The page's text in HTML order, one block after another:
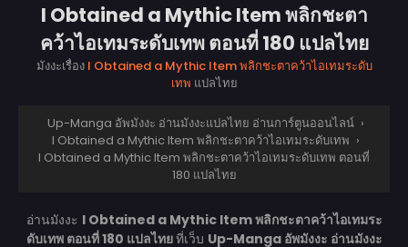
I Obtained a Mythic Item พลิกชะตา
คว้าไอเทมระดับเทพ ตอนที่ 180 แปลไทย
มังงะเรื่อง I Obtained a Mythic Item พลิกชะตาคว้าไอเทมระดับ
เทพ แปลไทย
Up-Manga อัพมังงะ อ่านมังงะแปลไทย อ่านการ์ตูนออนไลน์ ›
I Obtained a Mythic Item พลิกชะตาคว้าไอเทมระดับเทพ ›
I Obtained a Mythic Item พลิกชะตาคว้าไอเทมระดับเทพ ตอนที่
180 แปลไทย
อ่านมังงะ I Obtained a Mythic Item พลิกชะตาคว้าไอเทมระ
ดับเทพ ตอนที่ 180 แปลไทยที่เว็บ Up-Manga อัพมังงะ อ่านมังงะ